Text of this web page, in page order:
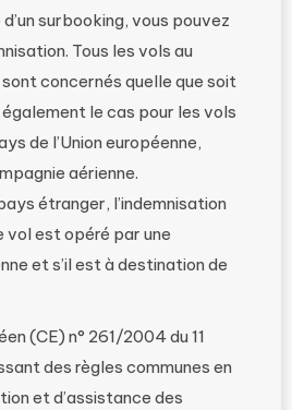
surbooking, vous pouvez
Tous les vols au
concernés quelle que soit
également le cas pour les vols
de l’Union européenne,
aérienne.
étranger, l’indemnisation
est opéré par une
et s’il est à destination de
(CE) n° 261/2004 du 11
des règles communes en
et d’assistance des